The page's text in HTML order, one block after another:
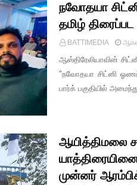
நவோதயா
தமிழ்
BATTIMEDIA
ஆஸ்திரேலியாவின்
"நவோதயா சிட்னி
பார்க் பகுதியில்
ஆயித்திமலை
முன்னர்